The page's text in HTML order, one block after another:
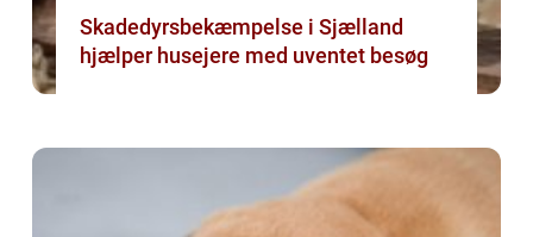
Skadedyrsbekæmpelse i Sjælland
hjælper husejere med uventet besøg